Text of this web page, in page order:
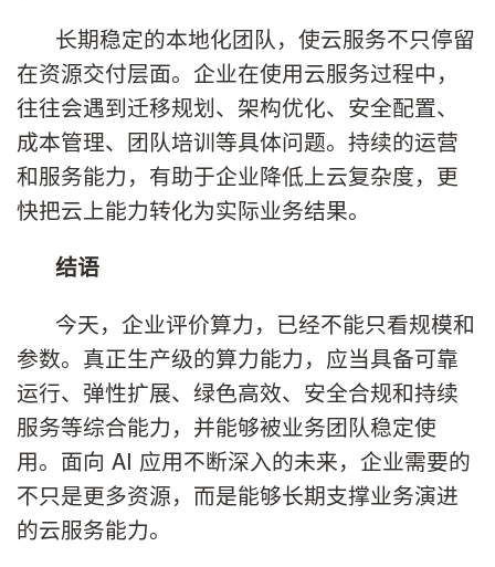
长期稳定的本地化团队，使云服务不只停留
在资源交付层面。企业在使用云服务过程中，
往往会遇到迁移规划、架构优化、安全配置、
成本管理、团队培训等具体问题。持续的运营
和服务能力，有助于企业降低上云复杂度，更
快把云上能力转化为实际业务结果。
结语
今天，企业评价算力，已经不能只看规模和
参数。真正生产级的算力能力，应当具备可靠
运行、弹性扩展、绿色高效、安全合规和持续
服务等综合能力，并能够被业务团队稳定使
用。面向 AI 应用不断深入的未来，企业需要的
不只是更多资源，而是能够长期支撑业务演进
的云服务能力。